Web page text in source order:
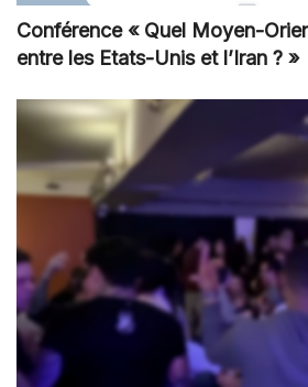
Conférence « Quel Moyen-
entre les Etats-Unis et l’Iran ? »